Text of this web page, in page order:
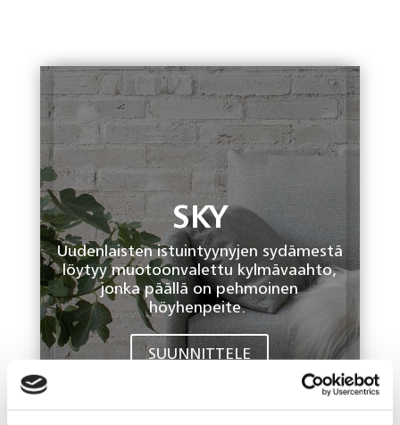
SKY
Uudenlaisten istuintyynyjen sydämestä
löytyy muotoonvalettu kylmävaahto,
jonka päällä on pehmoinen
höyhenpeite.
SUUNNITTELE